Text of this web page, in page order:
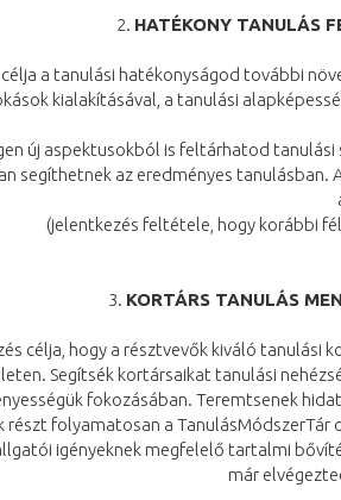
2. HATÉKONY TANULÁS
a tanulási hatékonyságod további
kialakításával, a tanulási
új aspektusokból is feltárhatod
segíthetnek az eredményes tanulásban.
(jelentkezés feltétele, hogy korábbi
3. KORTÁRS TANULÁS
célja, hogy a résztvevők kiváló tanulási
Segítsék kortársaikat tanulási
fokozásában. Teremtsenek
részt folyamatosan a
igényeknek megfelelő tartalmi
már